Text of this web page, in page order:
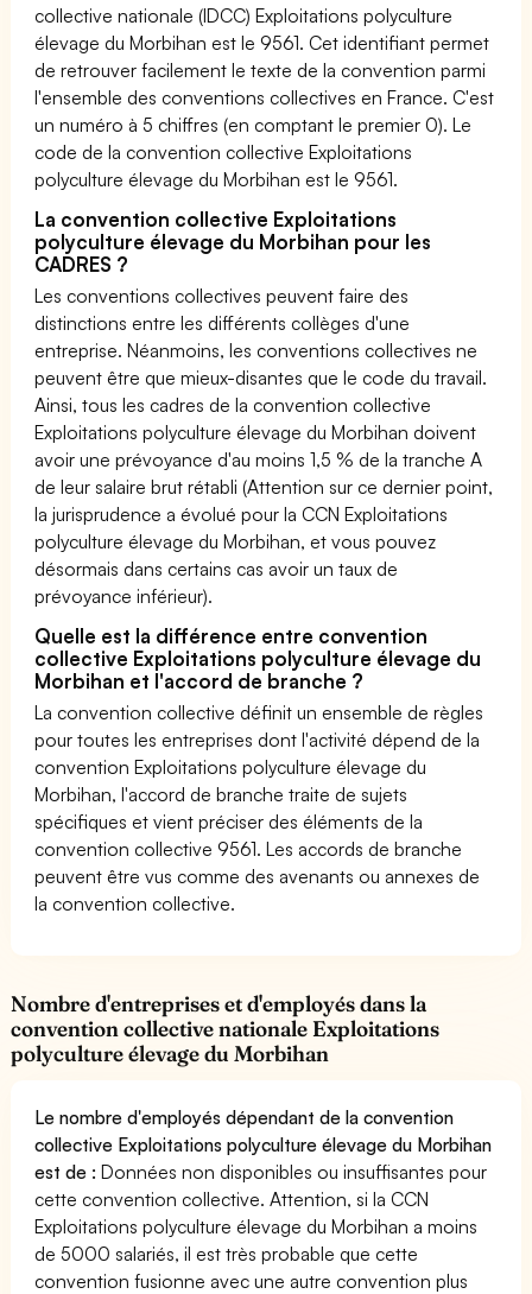
collective nationale (IDCC) Exploitations polyculture
élevage du Morbihan est le 9561. Cet identifiant permet
de retrouver facilement le texte de la convention parmi
l'ensemble des conventions collectives en France. C'est
un numéro à 5 chiffres (en comptant le premier 0). Le
code de la convention collective Exploitations
polyculture élevage du Morbihan est le 9561.
La convention collective Exploitations
polyculture élevage du Morbihan pour les
CADRES ?
Les conventions collectives peuvent faire des
distinctions entre les différents collèges d'une
entreprise. Néanmoins, les conventions collectives ne
peuvent être que mieux-disantes que le code du travail.
Ainsi, tous les cadres de la convention collective
Exploitations polyculture élevage du Morbihan doivent
avoir une prévoyance d'au moins 1,5 % de la tranche A
de leur salaire brut rétabli (Attention sur ce dernier point,
la jurisprudence a évolué pour la CCN Exploitations
polyculture élevage du Morbihan, et vous pouvez
désormais dans certains cas avoir un taux de
prévoyance inférieur).
Quelle est la différence entre convention
collective Exploitations polyculture élevage du
Morbihan et l'accord de branche ?
La convention collective définit un ensemble de règles
pour toutes les entreprises dont l'activité dépend de la
convention Exploitations polyculture élevage du
Morbihan, l'accord de branche traite de sujets
spécifiques et vient préciser des éléments de la
convention collective 9561. Les accords de branche
peuvent être vus comme des avenants ou annexes de
la convention collective.
Nombre d'entreprises et d'employés dans la
convention collective nationale Exploitations
polyculture élevage du Morbihan
Le nombre d'employés dépendant de la convention
collective Exploitations polyculture élevage du Morbihan
est de :Données non disponibles ou insuffisantes pour
cette convention collective. Attention, si la CCN
Exploitations polyculture élevage du Morbihan a moins
de 5000 salariés, il est très probable que cette
convention fusionne avec une autre convention plus